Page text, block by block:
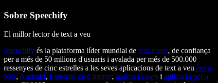
Sobre Speechify
El millor lector de text a veu
Speechify és la plataforma líder mundial de text a veu, de confiança
per a més de 50 milions d'usuaris i avalada per més de 500.000
ressenyes de cinc estrelles a les seves aplicacions de text a veu per a
iOS, Android, Extensió de Chrome, aplicació web i aplicació per a